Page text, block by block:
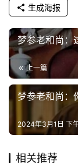
巡
视
频
纪
教
生成海报
梦参老和尚：
上一篇
梦参老和尚：
2024年3月1日 下
相关推荐